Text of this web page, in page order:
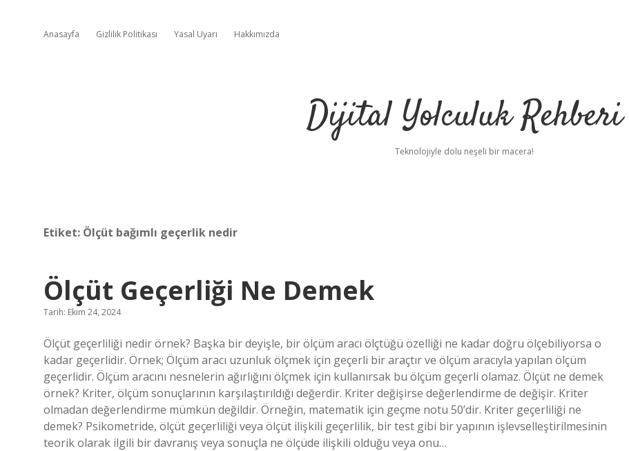
Anasayfa Gizlilik Politikası Yasal Uyarı Hakkımızda
Dijital Yolculuk Rehberi
Teknolojiyle dolu neşeli bir macera!
Etiket: Ölçüt bağımlı geçerlik nedir
Ölçüt Geçerliği Ne Demek
Tarih: Ekim 24, 2024
Ölçüt geçerliliği nedir örnek? Başka bir deyişle, bir ölçüm aracı ölçtüğü özelliği ne kadar doğru ölçebiliyorsa o
kadar geçerlidir. Örnek; Ölçüm aracı uzunluk ölçmek için geçerli bir araçtır ve ölçüm aracıyla yapılan ölçüm
geçerlidir. Ölçüm aracını nesnelerin ağırlığını ölçmek için kullanırsak bu ölçüm geçerli olamaz. Ölçüt ne demek
örnek? Kriter, ölçüm sonuçlarının karşılaştırıldığı değerdir. Kriter değişirse değerlendirme de değişir. Kriter
olmadan değerlendirme mümkün değildir. Örneğin, matematik için geçme notu 50’dir. Kriter geçerliliği ne
demek? Psikometride, ölçüt geçerliliği veya ölçüt ilişkili geçerlilik, bir test gibi bir yapının işlevselleştirilmesinin
teorik olarak ilgili bir davranış veya sonuçla ne ölçüde ilişkili olduğu veya onu…